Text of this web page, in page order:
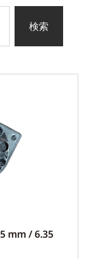
検索
mm / 6.35